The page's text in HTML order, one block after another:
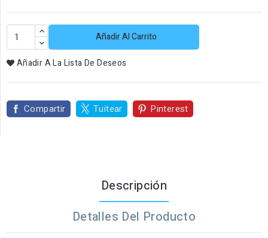
Añadir Al Carrito
Añadir A La Lista De Deseos
Compartir Tuitear Pinterest
Descripción
Detalles Del Producto